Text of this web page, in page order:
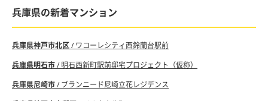
兵庫県の新着マンション
兵庫県神戸市北区/ ワコーレシティ西鈴蘭台駅前
兵庫県明石市/ 明石西新町駅前邸宅プロジェクト（仮称）
兵庫県尼崎市/ ブランニード尼崎立花レジデンス